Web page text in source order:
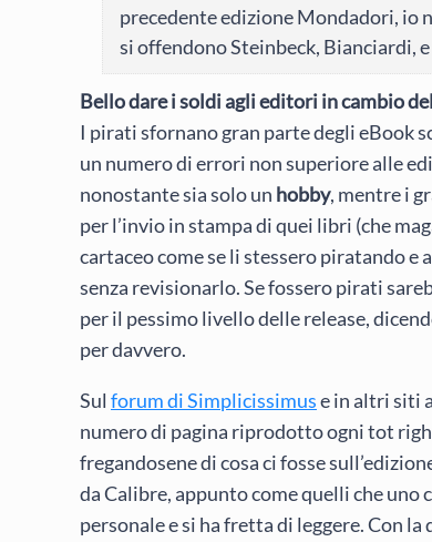
precedente edizione Mondadori, io
si offendono Steinbeck, Bianciardi,
Bello dare i soldi agli editori in cambio
I pirati sfornano gran parte degli eBook
un numero di errori non superiore alle
nonostante sia solo un hobby, mentre i
per l’invio in stampa di quei libri (che
cartaceo come se li stessero piratando e
senza revisionarlo. Se fossero pirati
per il pessimo livello delle release,
per davvero.
Sul forum di Simplicissimuse in altri siti
numero di pagina riprodotto ogni tot
fregandosene di cosa ci fosse
da Calibre, appunto come quelli che
personale e si ha fretta di leggere. Con la